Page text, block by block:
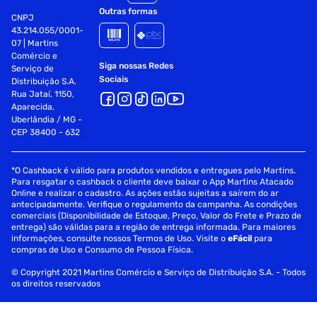
CNPJ
43.214.055/0001-
07 | Martins
Comércio e
Serviço de
Distribuição S.A.
Rua Jataí, 1150,
Aparecida,
Uberlândia / MG -
CEP 38400 - 632
Outras formas
Siga nossas Redes
Sociais
*O Cashback é válido para produtos vendidos e entregues pelo Martins.
Para resgatar o cashback o cliente deve baixar o App Martins Atacado
Online e realizar o cadastro. As ações estão sujeitas a saírem do ar
antecipadamente. Verifique o regulamento da campanha. As condições
comerciais (Disponibilidade de Estoque, Preço, Valor do Frete e Prazo de
entrega) são válidas para a região de entrega informada. Para maiores
informações, consulte nossos Termos de Uso. Visite oeFácil para
compras de Uso e Consumo de Pessoa Física.
© Copyright 2021 Martins Comércio e Serviço de Distribuição S.A. - Todos
os direitos reservados